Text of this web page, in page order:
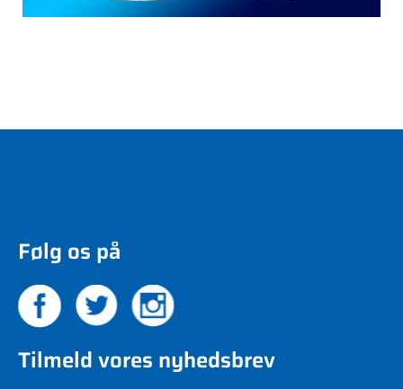
Følg os på
Tilmeld vores nyhedsbrev